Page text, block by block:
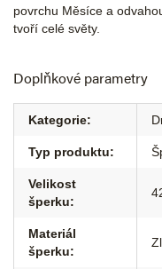
povrchu Měsíce a
tvoří celé světy.
Doplňkové parametry
Kategorie:
Typ produktu:
Velikost
šperku:
Materiál
šperku: